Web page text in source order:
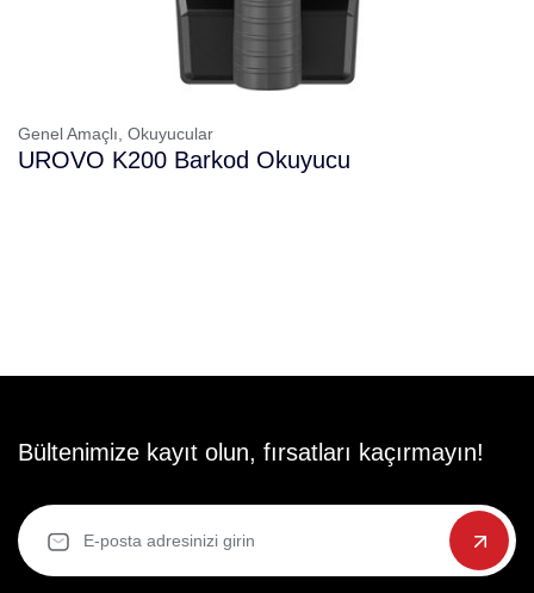
Genel Amaçlı, Okuyucular
UROVO K200 Barkod Okuyucu
Bültenimize kayıt olun, fırsatları kaçırmayın!